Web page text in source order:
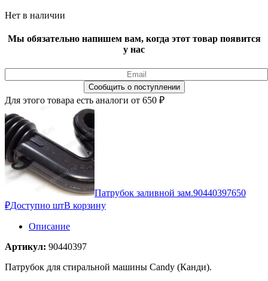
Нет в наличии
Мы обязательно напишем вам, когда этот товар появится
у нас
Для этого товара есть аналоги от 650 ₽
Патрубок заливной зам.90440397650
₽Доступно штВ корзину
Описание
Артикул: 90440397
Патрубок для стиральной машины Candy (Канди).